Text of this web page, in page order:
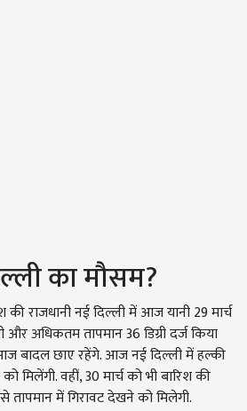
का मौसम?
राजधानी नई दिल्ली में आज यानी 29 मार्च
और अधिकतम तापमान 36 डिग्री दर्ज किया
बादल छाए रहेंगे. आज नई दिल्ली में हल्की
मिलेंगी. वहीं, 30 मार्च को भी बारिश की
तापमान में गिरावट देखने को मिलेगी.